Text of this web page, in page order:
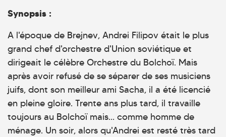
Synopsis :
A l'époque de Brejnev, Andrei Filipov était le plus
grand chef d'orchestre d'Union soviétique et
dirigeait le célèbre Orchestre du Bolchoï. Mais
après avoir refusé de se séparer de ses musiciens
juifs, dont son meilleur ami Sacha, il a été licencié
en pleine gloire. Trente ans plus tard, il travaille
toujours au Bolchoï mais... comme homme de
ménage. Un soir, alors qu'Andrei est resté très tard